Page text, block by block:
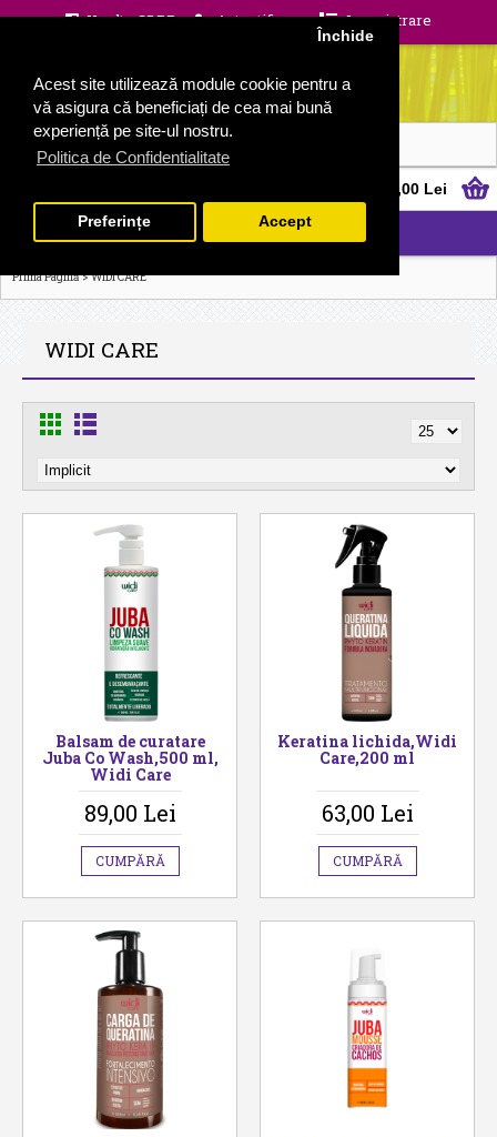
Acest site utilizează module cookie pentru a
vă asigura că beneficiați de cea mai bună
experiență pe site-ul nostru.
Politica de Confidentialitate
Închide
Preferințe Accept
Unelte GDPR Autentificare Inregistrare
0 produs(e) - 0,00 Lei
CATEGORII
Prima Pagină>WIDI CARE
WIDI CARE
Balsam de curatare
Juba Co Wash,500 ml,
Widi Care
89,00 Lei
CUMPĂRĂ
Keratina lichida,Widi
Care,200 ml
63,00 Lei
CUMPĂRĂ